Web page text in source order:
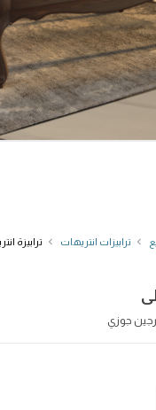
ترابيزات انتريهات ترابيزة
جوزي